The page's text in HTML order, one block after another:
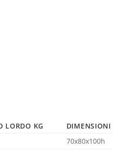
LORDO KG
70x80x100h